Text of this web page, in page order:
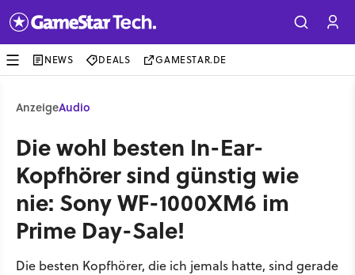
NEWS DEALS GAMESTAR.DE
AnzeigeAudio
Die wohl besten In-Ear-
Kopfhörer sind günstig wie
nie: Sony WF-1000XM6 im
Prime Day-Sale!
Die besten Kopfhörer, die ich jemals hatte, sind gerade